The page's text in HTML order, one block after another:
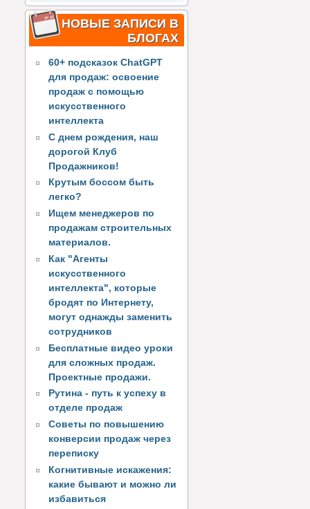
НОВЫЕ ЗАПИСИ В
БЛОГАХ
60+ подсказок ChatGPT
для продаж: освоение
продаж с помощью
искусственного
интеллекта
С днем рождения, наш
дорогой Клуб
Продажников!
Крутым боссом быть
легко?
Ищем менеджеров по
продажам строительных
материалов.
Как "Агенты
искусственного
интеллекта", которые
бродят по Интернету,
могут однажды заменить
сотрудников
Бесплатные видео уроки
для сложных продаж.
Проектные продажи.
Рутина - путь к успеху в
отделе продаж
Советы по повышению
конверсии продаж через
переписку
Когнитивные искажения:
какие бывают и можно ли
избавиться